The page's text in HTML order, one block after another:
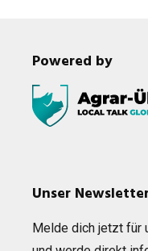
Powered by
Unser
Melde dich jetzt für